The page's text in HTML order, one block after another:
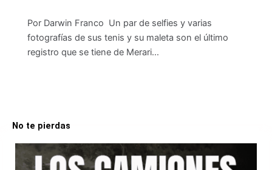
Por Darwin Franco Un par de selfies y varias
fotografías de sus tenis y su maleta son el último
registro que se tiene de Merari…
No te pierdas